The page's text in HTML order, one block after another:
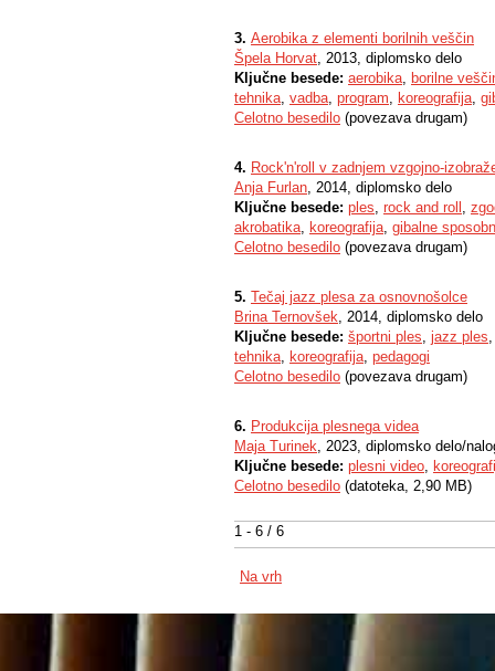
1 - 6 / 6
3. Aerobika z elementi borilnih veščin
Špela Horvat, 2013, diplomsko delo
Ključne besede: aerobika, borilne
tehnika, vadba, program, koreografija,
Celotno besedilo (povezava drugam)
4. Rock'n'roll v zadnjem vzgojno-
Anja Furlan, 2014, diplomsko delo
Ključne besede: ples, rock and roll ,
akrobatika, koreografija, gibalne
Celotno besedilo (povezava drugam)
5. Tečaj jazz plesa za osnovnošolce
Brina Ternovšek, 2014, diplomsko delo
Ključne besede: športni ples, jazz ples
tehnika, koreografija, pedagogi
Celotno besedilo (povezava drugam)
6. Produkcija plesnega videa
Maja Turinek, 2023, diplomsko delo/
Ključne besede: plesni video,
Celotno besedilo (datoteka, 2,90 MB)
Na vrh